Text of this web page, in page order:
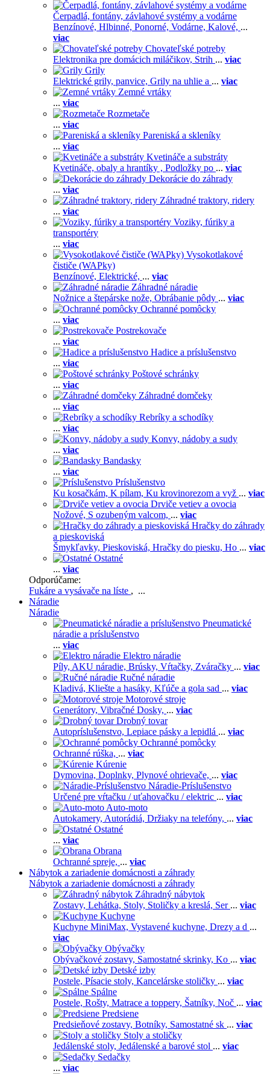
Čerpadlá, fontány, závlahové systémy a vodárne
Benzínové, Hlbinné, Ponorné, Vodárne, Kalové, ...
viac
Chovateľské potreby
Elektronika pre domácich miláčikov, Strih ... viac
Grily
Elektrické grily, panvice, Grily na uhlie a ... viac
Zemné vrtáky
... viac
Rozmetače
... viac
Pareniská a skleníky
... viac
Kvetináče a substráty
Kvetináče, obaly a hrantíky , Podložky po ... viac
Dekorácie do záhrady
... viac
Záhradné traktory, ridery
... viac
Voziky, fúriky a
transportéry
... viac
Vysokotlakové
čističe (WAPky)
Benzínové, Elektrické, ... viac
Záhradné náradie
Nožnice a štepárske nože, Obrábanie pôdy ... viac
Ochranné pomôcky
... viac
Postrekovače
... viac
Hadice a príslušenstvo
... viac
Poštové schránky
... viac
Záhradné domčeky
... viac
Rebríky a schodíky
... viac
Konvy, nádoby a sudy
... viac
Bandasky
... viac
Príslušenstvo
Ku kosačkám, K pílam, Ku krovinorezom a vyž ... viac
Drviče vetiev a ovocia
Nožové, S ozubeným valcom, ... viac
Hračky do záhrady
a pieskoviská
Šmykľavky, Pieskoviská, Hračky do piesku, Ho ... viac
Ostatné
... viac
Odporúčame:
Fukáre a vysávače na líste , ...
Náradie
Náradie
Pneumatické
náradie a príslušenstvo
... viac
Elektro náradie
Píly, AKU náradie, Brúsky, Vŕtačky, Zváračky ... viac
Ručné náradie
Kladivá, Kliešte a hasáky, Kľúče a gola sad ... viac
Motorové stroje
Generátory, Vibračné Dosky, ... viac
Drobný tovar
Autopríslušenstvo, Lepiace pásky a lepidlá ... viac
Ochranné pomôcky
Ochranné rúška, ... viac
Kúrenie
Dymovina, Doplnky, Plynové ohrievače, ... viac
Náradie-Príslušenstvo
Určené pre vŕtačku / uťahovačku / elektric ... viac
Auto-moto
Autokamery, Autorádiá, Držiaky na telefóny, ... viac
Ostatné
... viac
Obrana
Ochranné spreje, ... viac
Nábytok a zariadenie domácnosti a záhrady
Nábytok a zariadenie domácnosti a záhrady
Záhradný nábytok
Zostavy, Lehátka, Stoly, Stoličky a kreslá, Ser ... viac
Kuchyne
Kuchyne MiniMax, Vystavené kuchyne, Drezy a d ...
viac
Obývačky
Obývačkové zostavy, Samostatné skrinky, Ko ... viac
Detské izby
Postele, Písacie stoly, Kancelárske stoličky ... viac
Spálne
Postele, Rošty, Matrace a toppery, Šatníky, Noč ... viac
Predsiene
Predsieňové zostavy, Botníky, Samostatné sk ... viac
Stoly a stoličky
Jedálenské stoly, Jedálenské a barové stol ... viac
Sedačky
... viac